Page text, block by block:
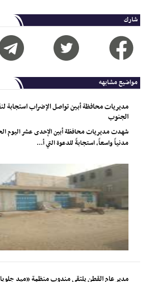
شارك
مواضيع مشابهه
مديريات محافظة أبين تواصل الإضراب استجابة
الجنوب
شهدت مديريات محافظة أبين الإحدى عشر اليوم
مدنياً واسعاً، استجابةً للدعوة التي أ...
مدير عام القطن يلتقي مندوب منظمة «ميد